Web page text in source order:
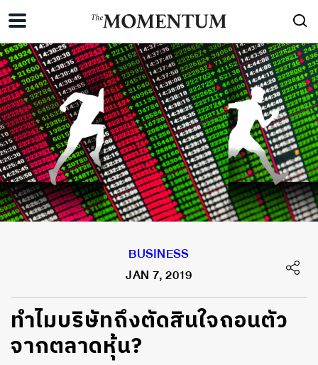
BUSINESS
JAN 7, 2019
ทำไมบริษัทถึงตัดสินใจถอนตัว
จากตลาดหุ้น?